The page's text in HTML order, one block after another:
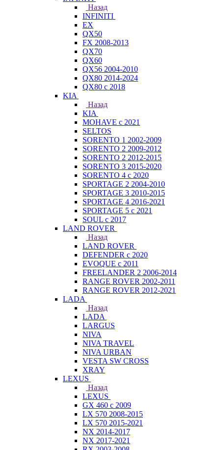
Назад
INFINITI
EX
QX50
FX 2008-2013
QX70
QX60
QX56 2004-2010
QX80 2014-2024
QX80 c 2018
KIA
Назад
KIA
MOHAVE с 2021
SELTOS
SORENTO 1 2002-2009
SORENTO 2 2009-2012
SORENTO 2 2012-2015
SORENTO 3 2015-2020
SORENTO 4 с 2020
SPORTAGE 2 2004-2010
SPORTAGE 3 2010-2015
SPORTAGE 4 2016-2021
SPORTAGE 5 с 2021
SOUL с 2017
LAND ROVER
Назад
LAND ROVER
DEFENDER с 2020
EVOQUE с 2011
FREELANDER 2 2006-2014
RANGE ROVER 2002-2011
RANGE ROVER 2012-2021
LADA
Назад
LADA
LARGUS
NIVA
NIVA TRAVEL
NIVA URBAN
VESTA SW CROSS
XRAY
LEXUS
Назад
LEXUS
GX 460 с 2009
LX 570 2008-2015
LX 570 2015-2021
NX 2014-2017
NX 2017-2021